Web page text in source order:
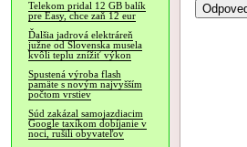
Telekom pridal 12 GB balík
pre Easy, chce zaň 12 eur
Ďalšia jadrová elektráreň
južne od Slovenska musela
kvôli teplu znížiť výkon
Spustená výroba flash
pamäte s novým najvyšším
počtom vrstiev
Súd zakázal samojazdiacim
Google taxíkom dobíjanie v
noci, rušili obyvateľov